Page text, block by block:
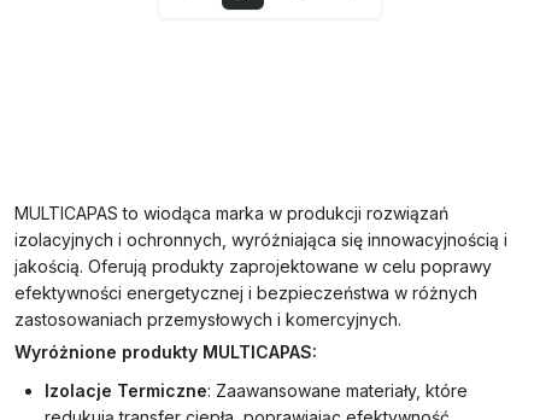
MULTICAPAS to wiodąca marka w produkcji rozwiązań
izolacyjnych i ochronnych, wyróżniająca się innowacyjnością i
jakością. Oferują produkty zaprojektowane w celu poprawy
efektywności energetycznej i bezpieczeństwa w różnych
zastosowaniach przemysłowych i komercyjnych.
Wyróżnione produkty MULTICAPAS:
Izolacje Termiczne: Zaawansowane materiały, które